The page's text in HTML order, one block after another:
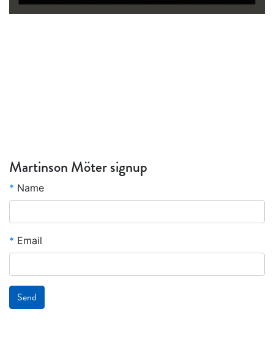
Martinson Möter signup
* Name
* Email
Send